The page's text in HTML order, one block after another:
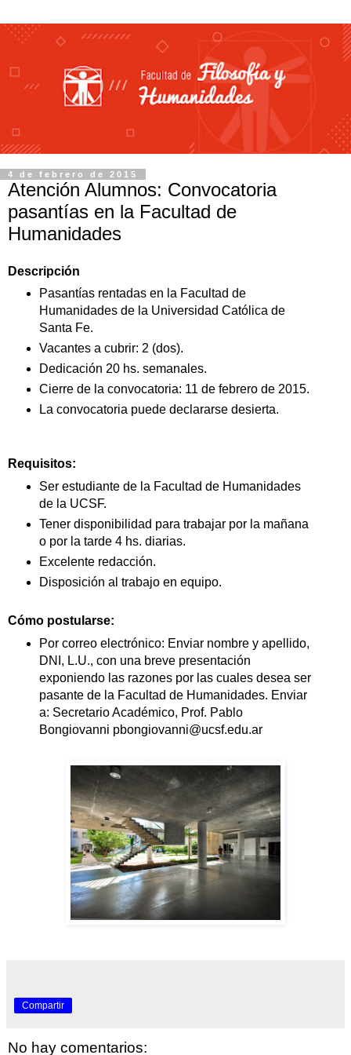
4 de febrero de 2015
Atención Alumnos: Convocatoria
pasantías en la Facultad de
Humanidades
Descripción
Pasantías rentadas en la Facultad de
Humanidades de la Universidad Católica de
Santa Fe.
Vacantes a cubrir: 2 (dos).
Dedicación 20 hs. semanales.
Cierre de la convocatoria: 11 de febrero de 2015.
La convocatoria puede declararse desierta.
Requisitos:
Ser estudiante de la Facultad de Humanidades
de la UCSF.
Tener disponibilidad para trabajar por la mañana
o por la tarde 4 hs. diarias.
Excelente redacción.
Disposición al trabajo en equipo.
Cómo postularse:
Por correo electrónico: Enviar nombre y apellido,
DNI, L.U., con una breve presentación
exponiendo las razones por las cuales desea ser
pasante de la Facultad de Humanidades. Enviar
a: Secretario Académico, Prof. Pablo
Bongiovanni pbongiovanni@ucsf.edu.ar
Compartir
No hay comentarios: